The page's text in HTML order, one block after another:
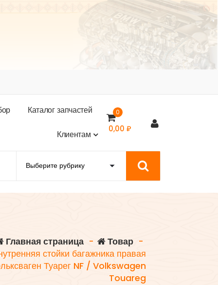
ор Каталогзапчастей
Клиентам
0
0,00 ₽
Главная страница - Товар -
стойки багажника правая
Туарег NF / Volkswagen
Touareg